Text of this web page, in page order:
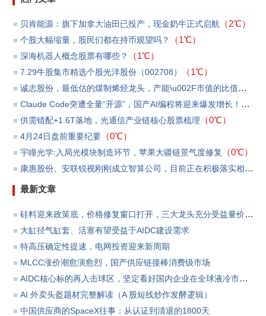
贝肯能源：旗下加拿大油田已投产，现金奶牛正式启航 （2℃）
个股大幅缩量，股民们都在持币观望吗？ （1℃）
​深海机器人概念股票有哪些？ （1℃）
7.29牛股集市精选个股光洋股份（002708）
（1℃）
诚志股份，最低估的煤制烯烃龙头，产能\u002F市值的比值第一
Claude Code突遭全量“开源”，国产AI编程将迎来爆发增长！
（0℃
供需错配+1.6T落地，光通信产业链核心股票梳理 （0℃）
4月24日盘前重要纪要（0℃）
宇瞳光学:入局光模块制造环节，苹果大疆链景气度修复
（0℃）
康惠股份、安联锐视刚刚成立智算公司，目前正在积极落实相关订单和洽商贷款等事宜
最新文章
硅料迎来政策底，价格修复窗口打开，三大龙头充分受益量价反转
大缸径气缸套、活塞有望受益于AIDC建设需求
特高压确定性提速，电网投资迎来新周期
MLCC涨价潮愈演愈烈，国产供应链接棒消费级市场
AIDC核心标的再入击球区，坚定看好国内企业在全球液冷市场份额渗透所带来的板块投资机会。
AI 外卖头盔题材完整解读（A 股短线炒作发酵逻辑）
中国供应商的SpaceX往事：从认证到清退的1800天